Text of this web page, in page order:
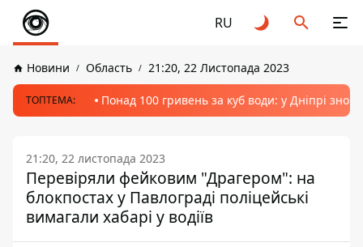
RU
Новини Область 21:20, 22 Листопада 2023
ТОПТЕМА: Понад 100 гривень за куб води: у Дніпрі
21:20, 22 листопада 2023
Перевіряли фейковим "Драгером": на
блокпостах у Павлограді поліцейські
вимагали хабарі у водіїв